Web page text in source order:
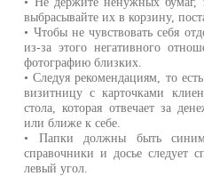
выбрасывайте их в корзину,
• Чтобы не чувствовать себя
из-за этого негативного
фотографию близких.
• Следуя рекомендациям, то
визитницу с карточками
стола, которая отвечает за
или ближе к себе.
• Папки должны быть
справочники и досье следует
левый угол.